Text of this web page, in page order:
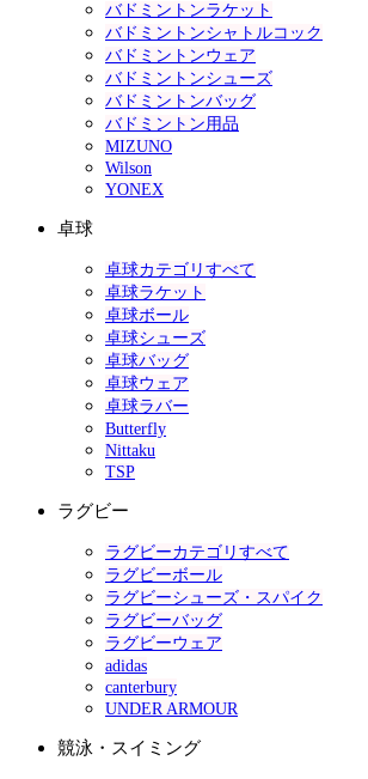
バドミントンラケット
バドミントンシャトルコック
バドミントンウェア
バドミントンシューズ
バドミントンバッグ
バドミントン用品
MIZUNO
Wilson
YONEX
卓球
卓球カテゴリすべて
卓球ラケット
卓球ボール
卓球シューズ
卓球バッグ
卓球ウェア
卓球ラバー
Butterfly
Nittaku
TSP
ラグビー
ラグビーカテゴリすべて
ラグビーボール
ラグビーシューズ・スパイク
ラグビーバッグ
ラグビーウェア
adidas
canterbury
UNDER ARMOUR
競泳・スイミング